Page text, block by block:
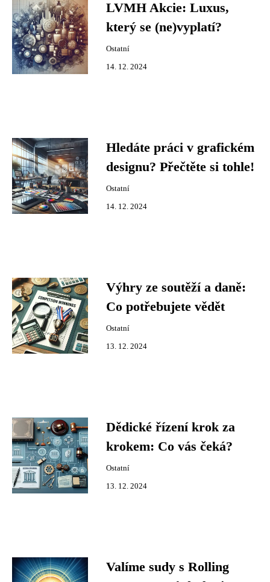
LVMH Akcie: Luxus,
který se (ne)vyplatí?
Ostatní
14. 12. 2024
Hledáte práci v grafickém
designu? Přečtěte si tohle!
Ostatní
14. 12. 2024
Výhry ze soutěží a daně:
Co potřebujete vědět
Ostatní
13. 12. 2024
Dědické řízení krok za
krokem: Co vás čeká?
Ostatní
13. 12. 2024
Valíme sudy s Rolling